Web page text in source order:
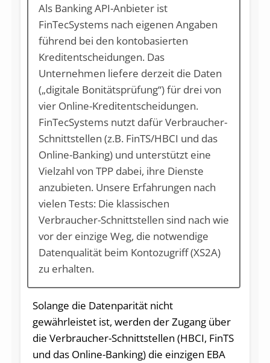
Als Banking API-Anbieter ist
FinTecSystems nach eigenen Angaben
führend bei den kontobasierten
Kreditentscheidungen. Das
Unternehmen liefere derzeit die Daten
(„digitale Bonitätsprüfung“) für drei von
vier Online-Kreditentscheidungen.
FinTecSystems nutzt dafür Verbraucher-
Schnittstellen (z.B. FinTS/HBCI und das
Online-Banking) und unterstützt eine
Vielzahl von TPP dabei, ihre Dienste
anzubieten. Unsere Erfahrungen nach
vielen Tests: Die klassischen
Verbraucher-Schnittstellen sind nach wie
vor der einzige Weg, die notwendige
Datenqualität beim Kontozugriff (XS2A)
zu erhalten.
Solange die Datenparität nicht
gewährleistet ist, werden der Zugang über
die Verbraucher-Schnittstellen (HBCI, FinTS
und das Online-Banking) die einzigen EBA